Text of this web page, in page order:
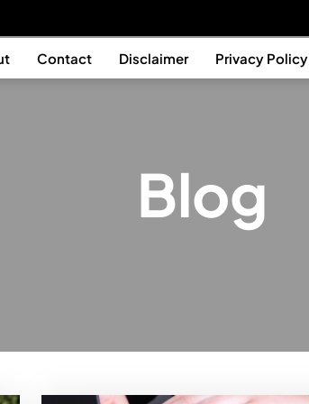
Contact Disclaimer Privacy Policy
Blog